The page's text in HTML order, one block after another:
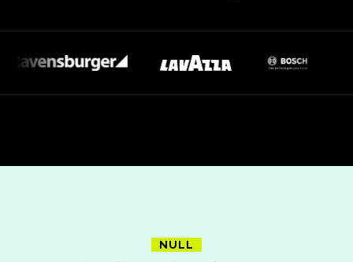
NULL